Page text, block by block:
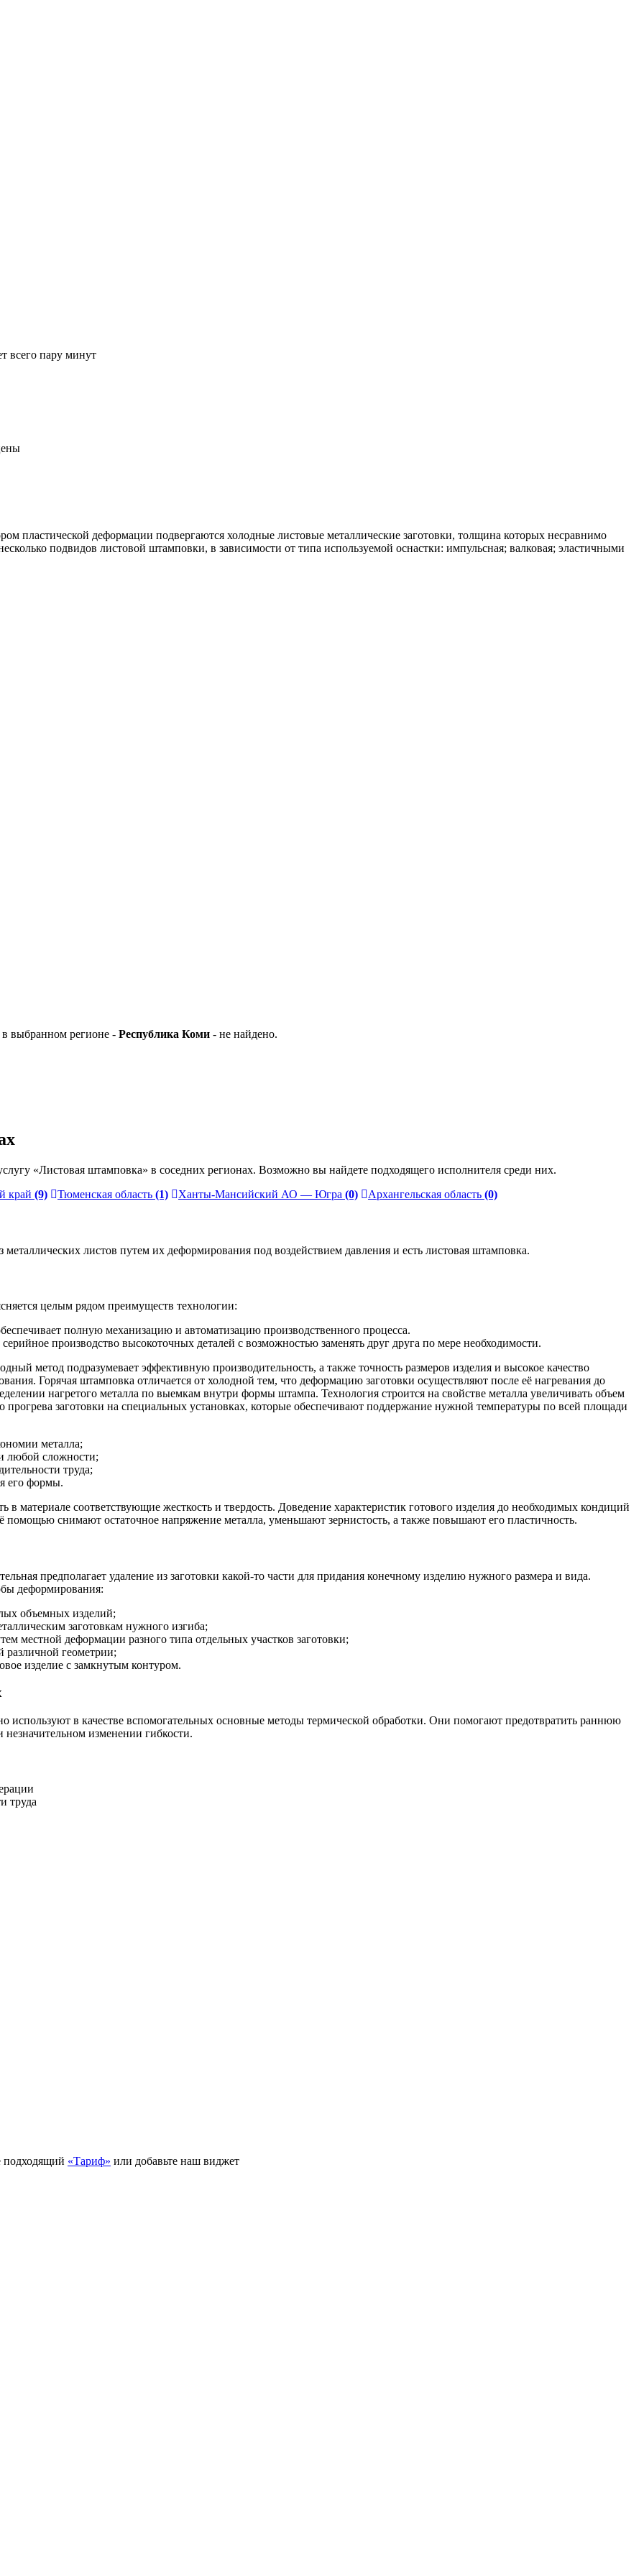
всего пару минут
пластической деформации подвергаются холодные листовые металлические заготовки, толщина которых несравнимо
подвидов листовой штамповки, в зависимости от типа используемой оснастки: импульсная; валковая; эластичными
в выбранном регионе - Республика Коми - не найдено.
«Листовая штамповка» в соседних регионах. Возможно вы найдете подходящего исполнителя среди них.
край (9) Тюменская область (1) Ханты-Мансийский АО — Югра (0) Архангельская область (0)
листов путем их деформирования под воздействием давления и есть листовая штамповка.
целым рядом преимуществ технологии:
полную механизацию и автоматизацию производственного процесса.
производство высокоточных деталей с возможностью заменять друг друга по мере необходимости.
метод подразумевает эффективную производительность, а также точность размеров изделия и высокое качество
Горячая штамповка отличается от холодной тем, что деформацию заготовки осуществляют после её нагревания до
нагретого металла по выемкам внутри формы штампа. Технология строится на свойстве металла увеличивать объем
заготовки на специальных установках, которые обеспечивают поддержание нужной температуры по всей площади
металла;
любой сложности;
труда;
его формы.
в материале соответствующие жесткость и твердость. Доведение характеристик готового изделия до необходимых кондиций
снимают остаточное напряжение металла, уменьшают зернистость, а также повышают его пластичность.
предполагает удаление из заготовки какой-то части для придания конечному изделию нужного размера и вида.
деформирования:
объемных изделий;
заготовкам нужного изгиба;
местной деформации разного типа отдельных участков заготовки;
различной геометрии;
изделие с замкнутым контуром.
в качестве вспомогательных основные методы термической обработки. Они помогают предотвратить раннюю
изменении гибкости.
подходящий «Тариф» или добавьте наш виджет